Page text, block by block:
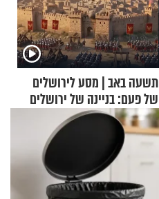
תשעה באב | מסע לירושלים
של פעם: בניינה של ירושלים